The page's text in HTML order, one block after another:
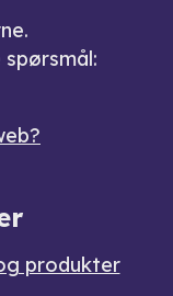
produkter